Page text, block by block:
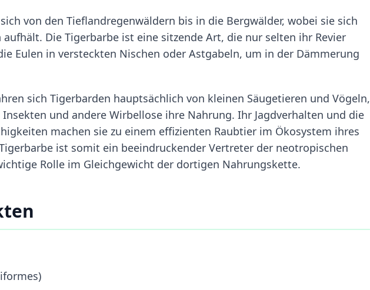
von den Tieflandregenwäldern bis in die Bergwälder, wobei sie sich
Die Tigerbarbe ist eine sitzende Art, die nur selten ihr Revier
Eulen in versteckten Nischen oder Astgabeln, um in der Dämmerung
sich Tigerbarden hauptsächlich von kleinen Säugetieren und Vögeln,
und andere Wirbellose ihre Nahrung. Ihr Jagdverhalten und die
machen sie zu einem effizienten Raubtier im Ökosystem ihres
ist somit ein beeindruckender Vertreter der neotropischen
Rolle im Gleichgewicht der dortigen Nahrungskette.